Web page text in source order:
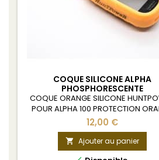
COQUE SILICONE ALPHA
PHOSPHORESCENTE
COQUE ORANGE SILICONE
POUR ALPHA 100 PROTECTION
SILICONE HUNTPOWER POUR ALPHA
HOUSE ORANGE SILICONE
POUR ALPHA 100
12,00 €
 Ajouter au panier